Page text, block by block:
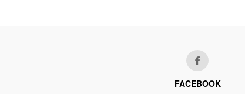
FACEBOOK